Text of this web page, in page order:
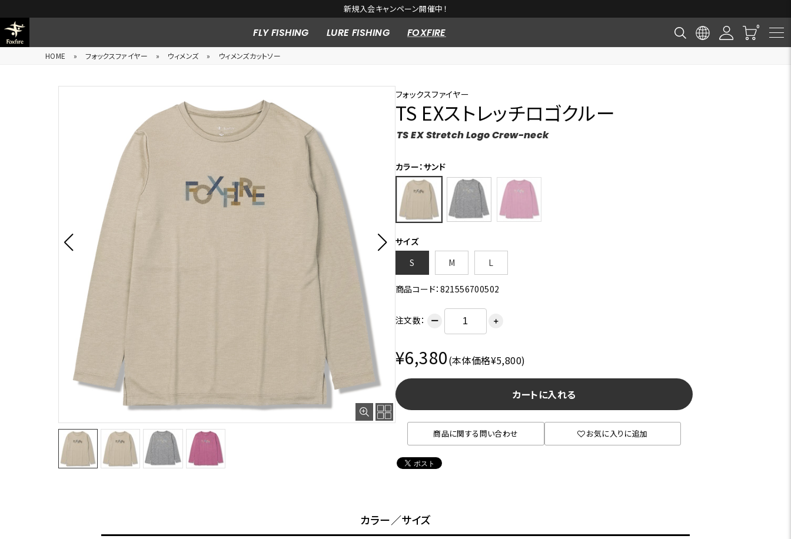
新規入会キャンペーン開催中！
FLY FISHING LURE FISHING FOXFIRE
HOME » フォックスファイヤー » ウィメンズ » ウィメンズカットソー
サンド
フォックスファイヤー
TS EXストレッチロゴクルー
TS EX Stretch Logo Crew-neck
カラー：サンド
サイズ
S
M L
商品コード：821556700502
注文数： ー ＋
¥6,380(本体価格¥5,800)
カートに入れる
商品に関する問い合わせ お気に入りに追加
カラー／サイズ